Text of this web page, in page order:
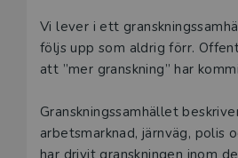
Beskrivning
Vi lever i ett
följs upp som aldrig förr.
att ”mer granskning” har
Granskningssamhället
arbetsmarknad, järnväg, polis